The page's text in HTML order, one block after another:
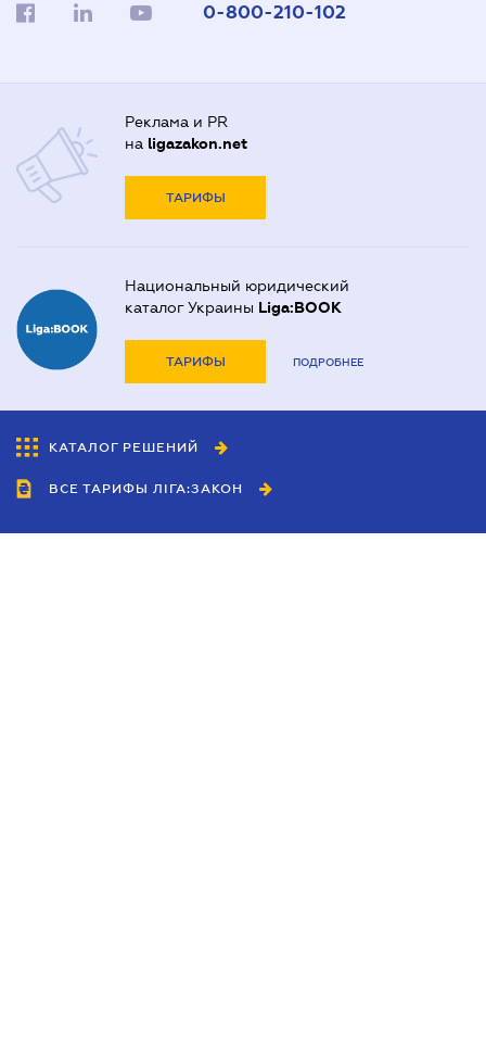
0-800-210-102
Реклама и PR
на ligazakon.net
ТАРИФЫ
Национальный юридический
каталог Украины Liga:BOOK
ТАРИФЫ ПОДРОБНЕЕ
КАТАЛОГ РЕШЕНИЙ
ВСЕ ТАРИФЫ ЛІГА:ЗАКОН